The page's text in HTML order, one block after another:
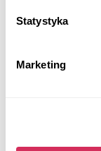
Statystyka
Marketing
Na przednie